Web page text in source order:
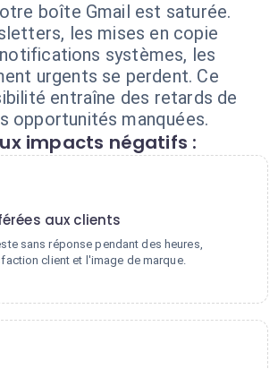
boîte Gmail est saturée.
les mises en copie
systèmes, les
urgents se perdent. Ce
entraîne des retards de
opportunités manquées.
impacts négatifs :
aux clients
sans réponse pendant des heures,
client et l'image de marque.